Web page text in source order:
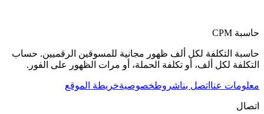
حاسبة CPM
حاسبة التكلفة لكل ألف ظهور مجانية للمسوقين الرقميين. حساب
التكلفة لكل ألف، أو تكلفة الحملة، أو مرات الظهور على الفور.
معلومات عنا اتصل بناشروطخصوصيةخريطة الموقع
اتصال